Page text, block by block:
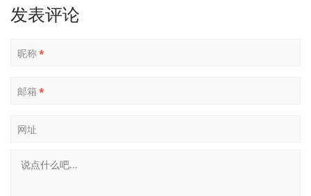
发表评论
昵称*
邮箱 *
网址